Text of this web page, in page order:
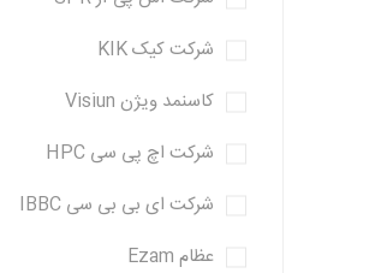
شرکت کیک KIK
کاسنمد ویژن Visiun
شرکت اچ پی سی HPC
شرکت ای بی بی سی IBBC
عظام Ezam